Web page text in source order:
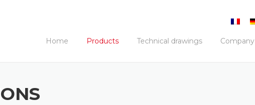
Home Products Technical drawings Company